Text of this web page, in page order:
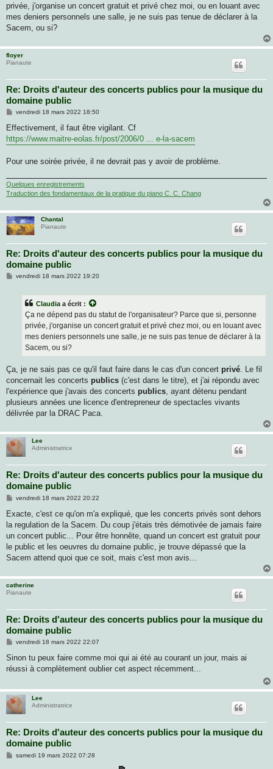
a
g
privée, j'organise un concert gratuit et privé chez moi, ou en louant avec
mes deniers personnels une salle, je ne suis pas tenue de déclarer à la
Sacem, ou si?
floyer
Pianaute
Re: Droits d'auteur des concerts publics pour la musique du
domaine public
M
s
a
vendredi 18 mars 2022 18:50
Effectivement, il faut être vigilant. Cf
https://www.maitre-eolas.fr/post/2006/0 ... e-la-sacem
Pour une soirée privée, il ne devrait pas y avoir de problème.
Quelques enregistrements
Traduction des fondamentaux de la pratique du piano C. C. Chang
Chantal
Pianaute
Re: Droits d'auteur des concerts publics pour la musique du
domaine public
Mvendredi 18 mars 2022 19:20
Claudia a écrit :
Ça ne dépend pas du statut de l'organisateur? Parce que si, personne
privée, j'organise un concert gratuit et privé chez moi, ou en louant avec
mes deniers personnels une salle, je ne suis pas tenue de déclarer à la
Sacem, ou si?
Ça, je ne sais pas ce qu'il faut faire dans le cas d'un concert privé. Le fil
concernait les concerts publics (c'est dans le titre), et j'ai répondu avec
l'expérience que j'avais des concerts publics, ayant détenu pendant
plusieurs années une licence d'entrepreneur de spectacles vivants
délivrée par la DRAC Paca.
Lee
Administratrice
Re: Droits d'auteur des concerts publics pour la musique du
domaine public
M
s
a
g
vendredi 18 mars 2022 20:22
Exacte, c'est ce qu'on m'a expliqué, que les concerts privés sont dehors
la regulation de la Sacem. Du coup j'étais très démotivée de jamais faire
un concert public... Pour être honnête, quand un concert est gratuit pour
le public et les oeuvres du domaine public, je trouve dépassé que la
Sacem attend quoi que ce soit, mais c'est mon avis...
catherine
Pianaute
Re: Droits d'auteur des concerts publics pour la musique du
domaine public
M
s
a
vendredi 18 mars 2022 22:07
Sinon tu peux faire comme moi qui ai été au courant un jour, mais ai
réussi à complètement oublier cet aspect récemment...
Lee
Administratrice
Re: Droits d'auteur des concerts publics pour la musique du
domaine public
Msamedi 19 mars 2022 07:28